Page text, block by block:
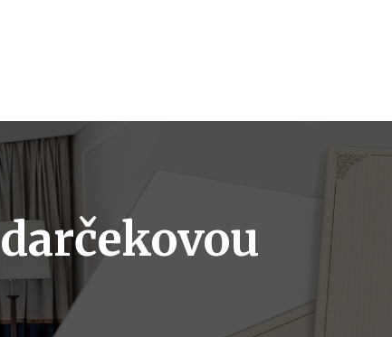
darčekovou